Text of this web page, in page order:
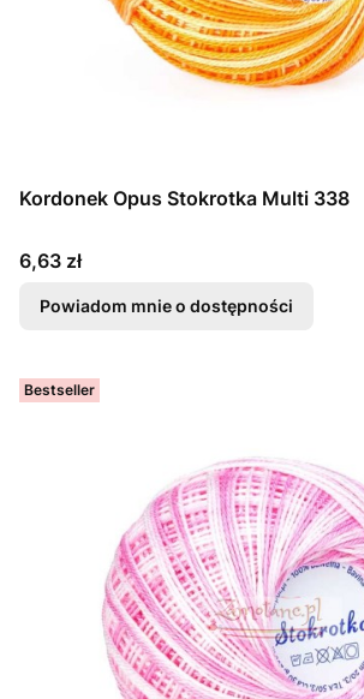
Kordonek Opus Stokrotka Multi 338
Cena
6,63 zł
Powiadom mnie o dostępności
Bestseller